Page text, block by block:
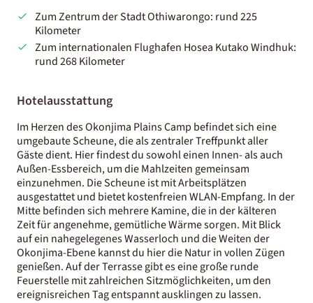
Zum Zentrum der Stadt Othiwarongo: rund 225
Kilometer
Zum internationalen Flughafen Hosea Kutako Windhuk:
rund 268 Kilometer
Hotelausstattung
Im Herzen des Okonjima Plains Camp befindet sich eine
umgebaute Scheune, die als zentraler Treffpunkt aller
Gäste dient. Hier findest du sowohl einen Innen- als auch
Außen-Essbereich, um die Mahlzeiten gemeinsam
einzunehmen. Die Scheune ist mit Arbeitsplätzen
ausgestattet und bietet kostenfreien WLAN-Empfang. In der
Mitte befinden sich mehrere Kamine, die in der kälteren
Zeit für angenehme, gemütliche Wärme sorgen. Mit Blick
auf ein nahegelegenes Wasserloch und die Weiten der
Okonjima-Ebene kannst du hier die Natur in vollen Zügen
genießen. Auf der Terrasse gibt es eine große runde
Feuerstelle mit zahlreichen Sitzmöglichkeiten, um den
ereignisreichen Tag entspannt ausklingen zu lassen.